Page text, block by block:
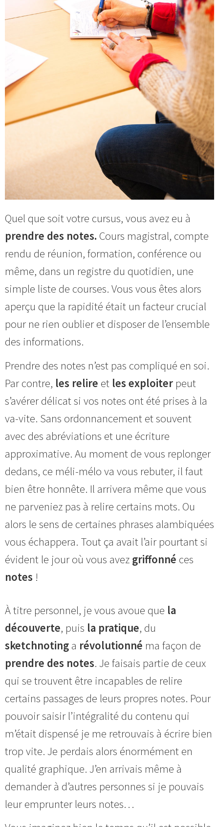
Quel que soit votre cursus, vous avez eu à
prendre des notes. Cours magistral, compte
rendu de réunion, formation, conférence ou
même, dans un registre du quotidien, une
simple liste de courses. Vous vous êtes alors
aperçu que la rapidité était un facteur crucial
pour ne rien oublier et disposer de l’ensemble
des informations.
Prendre des notes n’est pas compliqué en soi.
Par contre, les relire et les exploiter peut
s’avérer délicat si vos notes ont été prises à la
va-vite. Sans ordonnancement et souvent
avec des abréviations et une écriture
approximative. Au moment de vous replonger
dedans, ce méli-mélo va vous rebuter, il faut
bien être honnête. Il arrivera même que vous
ne parveniez pas à relire certains mots. Ou
alors le sens de certaines phrases alambiquées
vous échappera. Tout ça avait l’air pourtant si
évident le jour où vous avez griffonné ces
notes !
À titre personnel, je vous avoue que la
découverte, puis la pratique, du
sketchnoting a révolutionné ma façon de
prendre des notes. Je faisais partie de ceux
qui se trouvent être incapables de relire
certains passages de leurs propres notes. Pour
pouvoir saisir l’intégralité du contenu qui
m’était dispensé je me retrouvais à écrire bien
trop vite. Je perdais alors énormément en
qualité graphique. J’en arrivais même à
demander à d’autres personnes si je pouvais
leur emprunter leurs notes…